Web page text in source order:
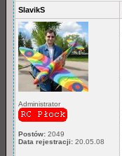
SlavikS
Administrator
Postów: 2049
Data rejestracji: 20.05.08